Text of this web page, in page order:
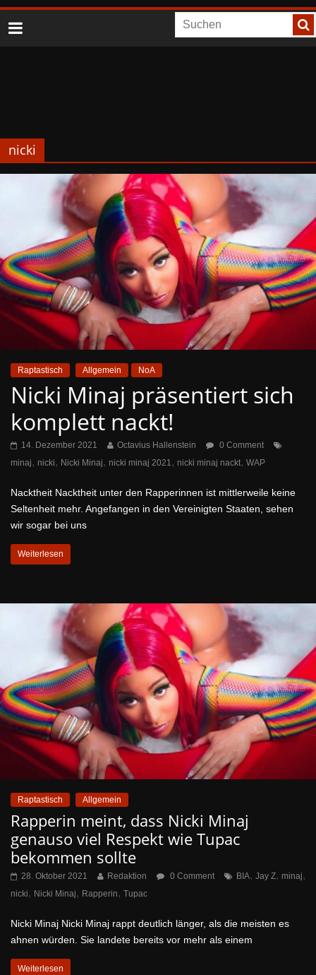
nicki
Raptastisch Allgemein NoA
Nicki Minaj präsentiert sich
komplett nackt!
14. Dezember 2021 Octavius Hallenstein
0 Comment
minaj, nicki, Nicki Minaj, nicki minaj 2021, nicki minaj nackt, WAP
Nacktheit Nacktheit unter den Rapperinnen ist mittlerweile keine
Seltenheit mehr. Angefangen in den Vereinigten Staaten, sehen
wir sogar bei uns
Weiterlesen
Raptastisch Allgemein
Rapperin meint, dass Nicki Minaj
genauso viel Respekt wie Tupac
bekommen sollte
28. Oktober 2021 Redaktion 0 Comment BIA, Jay Z, minaj,
nicki, Nicki Minaj, Rapperin, Tupac
Nicki Minaj Nicki Minaj rappt deutlich länger, als die meisten es
ahnen würden. Sie landete bereits vor mehr als einem
Weiterlesen